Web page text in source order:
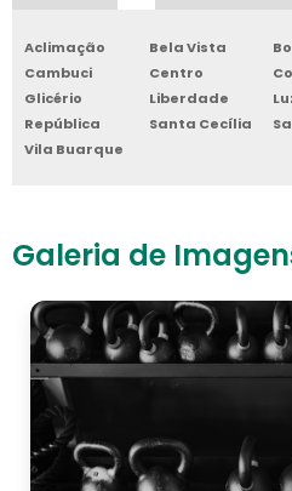
Aclimação Bela Vista
Cambuci
Centro
Glicério
Liberdade
República
Santa Cecília
Vila Buarque
Galeria de